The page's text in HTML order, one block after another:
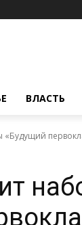
ВЛАСТЬ